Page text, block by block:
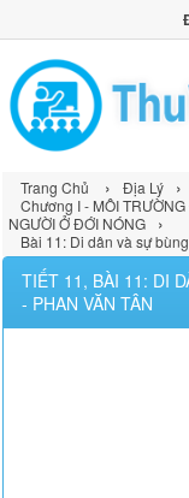
Trang Chủ › Địa Lý ›
Chương I - MÔI
NGƯỜI Ở ĐỚI NÓNG
›
Bài 11: Di dân và sự
TIẾT 11, BÀI 11: DI
- PHAN VĂN TÂN